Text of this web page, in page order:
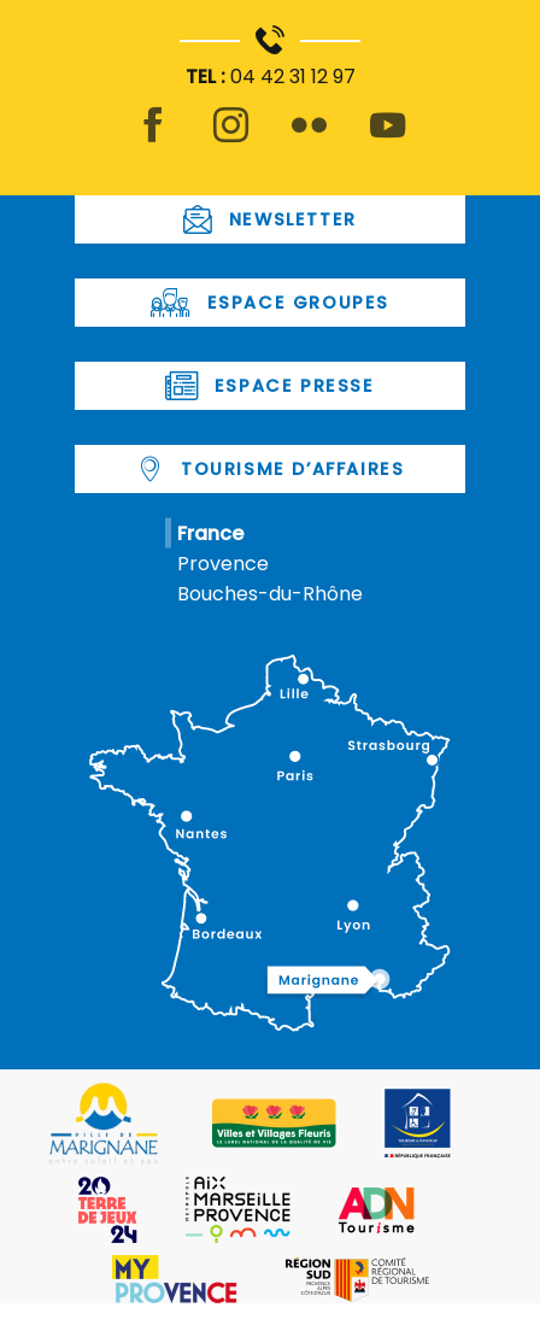
TEL :04 42 31 12 97
NEWSLETTER
ESPACE GROUPES
ESPACE PRESSE
TOURISME D’AFFAIRES
France
Provence
Bouches-du-Rhône